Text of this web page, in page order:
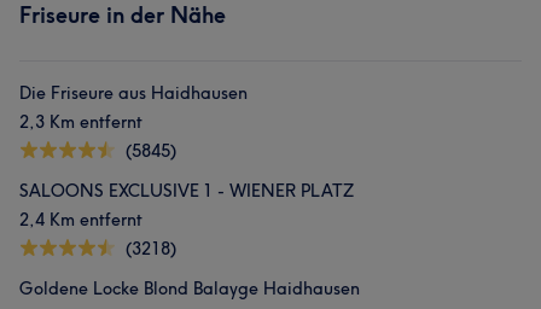
Friseure in der Nähe
Die Friseure aus Haidhausen
2,3 Km entfernt
(5845)
SALOONS EXCLUSIVE 1 - WIENER PLATZ
2,4 Km entfernt
(3218)
Goldene Locke Blond Balayge Haidhausen